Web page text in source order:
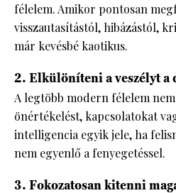
félelem. Amikor pontosan
visszautasítástól, hibázástól,
már kevésbé kaotikus.
2. Elkülöníteni a veszélyt a
A legtöbb modern félelem
önértékelést, kapcsolatokat
intelligencia egyik jele, ha
nem egyenlő a fenyegetéssel.
3. Fokozatosan kitenni